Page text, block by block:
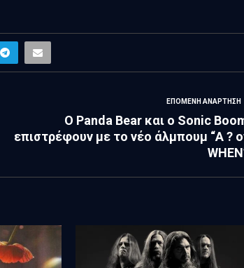
ΕΠΌΜΕΝΗ ΑΝΆΡΤΗΣΗ
O Panda Bear και ο Sonic
επιστρέφουν με το νέο άλμπουμ “A ?